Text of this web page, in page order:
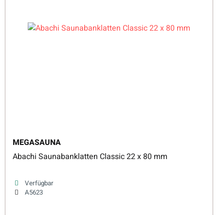
MEGASAUNA
Abachi Saunabanklatten Classic 22 x 80 mm
Verfügbar
A5623